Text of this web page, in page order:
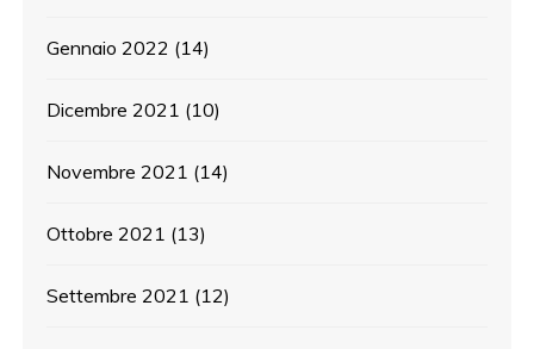
Gennaio 2022 (14)
Dicembre 2021 (10)
Novembre 2021 (14)
Ottobre 2021 (13)
Settembre 2021 (12)